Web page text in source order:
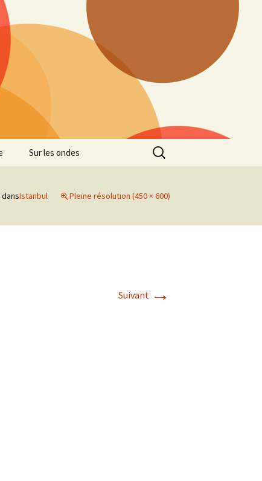
Sur les ondes
Rechercher :
dansIstanbul Pleine résolution (450 × 600)
Suivant →